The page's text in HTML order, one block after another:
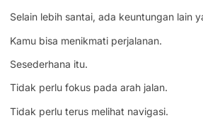
Selain lebih santai, ada keuntungan lain
Kamu bisa menikmati perjalanan.
Sesederhana itu.
Tidak perlu fokus pada arah jalan.
Tidak perlu terus melihat navigasi.